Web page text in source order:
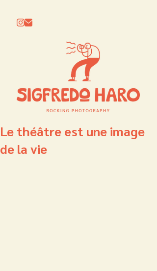
Le théâtre est une image
de la vie